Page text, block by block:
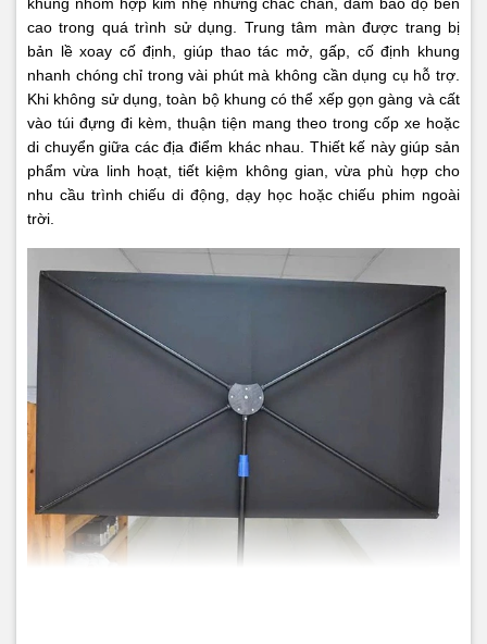
cao trong quá trình sử dụng. Trung tâm màn được trang bị
bản lề xoay cố định, giúp thao tác mở, gấp, cố định khung
nhanh chóng chỉ trong vài phút mà không cần dụng cụ hỗ trợ.
Khi không sử dụng, toàn bộ khung có thể xếp gọn gàng và cất
vào túi đựng đi kèm, thuận tiện mang theo trong cốp xe hoặc
di chuyển giữa các địa điểm khác nhau. Thiết kế này giúp sản
phẩm vừa linh hoạt, tiết kiệm không gian, vừa phù hợp cho
nhu cầu trình chiếu di động, dạy học hoặc chiếu phim ngoài
trời.